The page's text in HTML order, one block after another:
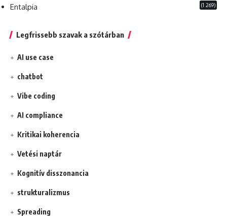
Entalpia (1 269)
Legfrissebb szavak a szótárban
AI use case
chatbot
Vibe coding
AI compliance
Kritikai koherencia
Vetési naptár
Kognitív disszonancia
strukturalizmus
Spreading